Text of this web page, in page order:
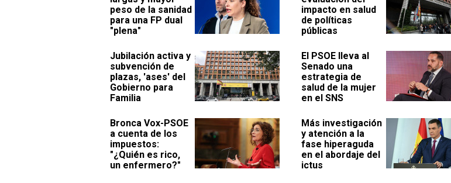
peso de la sanidad
para una FP dual
"plena"
impacto en salud
de políticas
públicas
Jubilación activa y
subvención de
plazas, 'ases' del
Gobierno para
Familia
El PSOE lleva al
Senado una
estrategia de
salud de la mujer
en el SNS
Bronca Vox-PSOE
a cuenta de los
impuestos:
"¿Quién es rico,
un enfermero?"
Más investigación
y atención a la
fase hiperaguda
en el abordaje del
ictus